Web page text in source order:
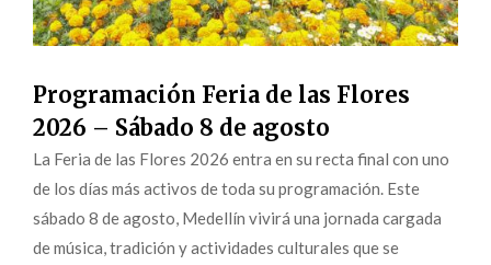
Programación Feria de las Flores
2026 – Sábado 8 de agosto
La Feria de las Flores 2026 entra en su recta final con uno
de los días más activos de toda su programación. Este
sábado 8 de agosto, Medellín vivirá una jornada cargada
de música, tradición y actividades culturales que se